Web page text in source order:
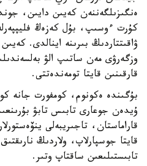
ەنگىزىلگەننەن كەيىن دايىن،
كۇرت ءوسىپ، بۇل كەزەڭ
ۋاقىتتاردىڭ بىرىنە اينالدى.
وزگەرۋى مەن ساتىپ الۋ
قارقىنىن قايتا تومەندەتتى.
بۇگىندە ەكونوم، كومفورت جانە
ۇيدەن جوعارى تابىس تابۋ
قاراماستان، تاجىريبەلى
قايتا جوسپارلاپ، ولاردىڭ
تابىستىلىعىن ساقتاپ وتىر.